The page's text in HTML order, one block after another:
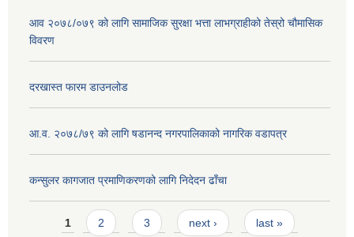
आव २०७८/०७९ को लागि सामाजिक सुरक्षा भत्ता लाभग्राहीको तेस्रो चौमासिक
विवरण
दरखास्त फारम डाउनलोड
आ.व. २०७८/७९ को लागि षडानन्द नगरपालिकाको नागरिक वडापत्र
कन्सुलर कागजात प्रमाणिकरणको लागि निदेदन ढाँचा
Pages
1 2 3 next › last »